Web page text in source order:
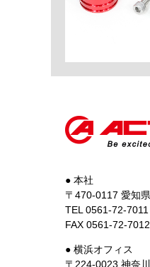
● 本社
〒470-0117 愛知
TEL 0561-72-7011
FAX 0561-72-7012
● 横浜オフィス
〒224-0023 神奈